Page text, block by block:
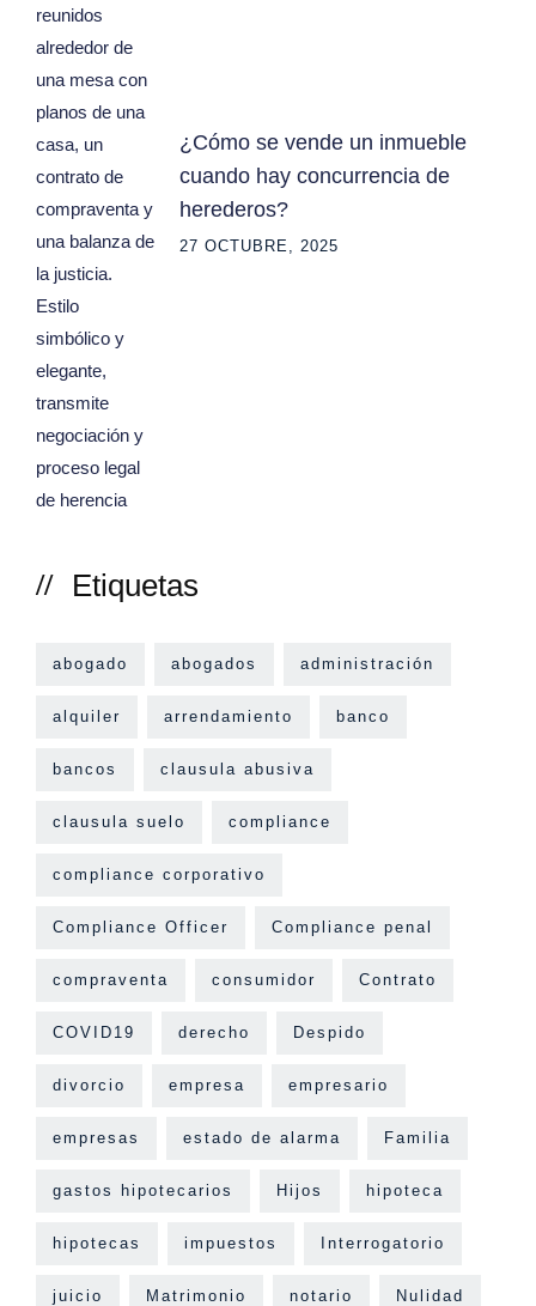
¿Cómo se vende un inmueble
cuando hay concurrencia de
herederos?
27 OCTUBRE, 2025
Etiquetas
abogado abogados administración
alquiler arrendamiento banco
bancos clausula abusiva
clausula suelo compliance
compliance corporativo
Compliance Officer Compliance penal
compraventa consumidor Contrato
COVID19 derecho Despido
divorcio empresa empresario
empresas estado de alarma Familia
gastos hipotecarios Hijos hipoteca
hipotecas impuestos Interrogatorio
juicio Matrimonio notario Nulidad